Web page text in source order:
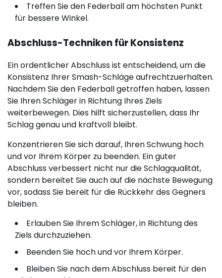
Treffen Sie den Federball am höchsten Punkt
für bessere Winkel.
Abschluss-Techniken für Konsistenz
Ein ordentlicher Abschluss ist entscheidend, um die
Konsistenz Ihrer Smash-Schläge aufrechtzuerhalten.
Nachdem Sie den Federball getroffen haben, lassen
Sie Ihren Schläger in Richtung Ihres Ziels
weiterbewegen. Dies hilft sicherzustellen, dass Ihr
Schlag genau und kraftvoll bleibt.
Konzentrieren Sie sich darauf, Ihren Schwung hoch
und vor Ihrem Körper zu beenden. Ein guter
Abschluss verbessert nicht nur die Schlagqualität,
sondern bereitet Sie auch auf die nächste Bewegung
vor, sodass Sie bereit für die Rückkehr des Gegners
bleiben.
Erlauben Sie Ihrem Schläger, in Richtung des
Ziels durchzuziehen.
Beenden Sie hoch und vor Ihrem Körper.
Bleiben Sie nach dem Abschluss bereit für den